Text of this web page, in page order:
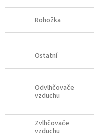
Rohožka
Ostatní
Odvlhčovače
vzduchu
Zvlhčovače
vzduchu